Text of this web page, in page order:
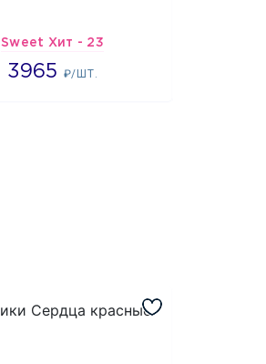
Sweet Хит - 23
3965 ₽/ШТ.
3965